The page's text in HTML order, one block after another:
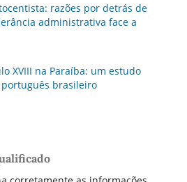
razões por detrás de
administrativa face a
XVIII na Paraí­ba: um estudo
brasileiro